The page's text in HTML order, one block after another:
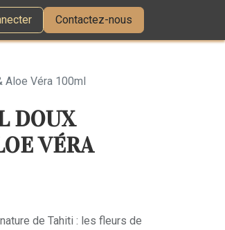
Contactez-nous
Aloe Véra 100ml
DOUX
VÉRA
de Tahiti : les fleurs de